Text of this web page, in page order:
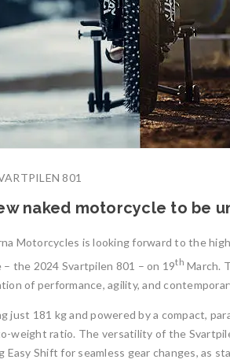
801
naked motorcycle to be
Motorcycles is looking forward to the
– the 2024 Svartpilen 801 – on 19th March.
of performance, agility, and
just 181 kg and powered by a compact,
weight ratio. The versatility of the
Easy Shift for seamless gear changes, as